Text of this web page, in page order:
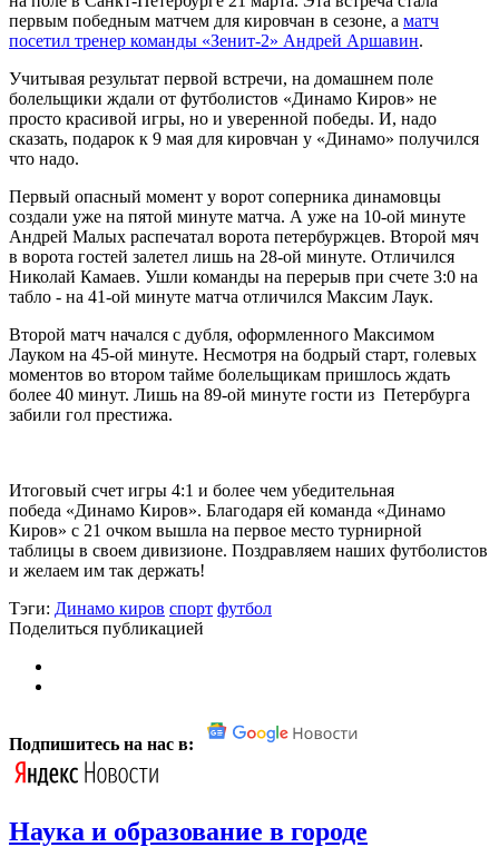
первым победным матчем для кировчан в сезоне, а матч
посетил тренер команды «Зенит-2» Андрей Аршавин.
Учитывая результат первой встречи, на домашнем поле
болельщики ждали от футболистов «Динамо Киров» не
просто красивой игры, но и уверенной победы. И, надо
сказать, подарок к 9 мая для кировчан у «Динамо» получился
что надо.
Первый опасный момент у ворот соперника динамовцы
создали уже на пятой минуте матча. А уже на 10-ой минуте
Андрей Малых распечатал ворота петербуржцев. Второй мяч
в ворота гостей залетел лишь на 28-ой минуте. Отличился
Николай Камаев. Ушли команды на перерыв при счете 3:0 на
табло - на 41-ой минуте матча отличился Максим Лаук.
Второй матч начался с дубля, оформленного Максимом
Лауком на 45-ой минуте. Несмотря на бодрый старт, голевых
моментов во втором тайме болельщикам пришлось ждать
более 40 минут. Лишь на 89-ой минуте гости из Петербурга
забили гол престижа.
Итоговый счет игры 4:1 и более чем убедительная
победа «Динамо Киров». Благодаря ей команда «Динамо
Киров» с 21 очком вышла на первое место турнирной
таблицы в своем дивизионе. Поздравляем наших футболистов
и желаем им так держать!
Тэги: Динамо киров спорт футбол
Поделиться публикацией
Подпишитесь на нас в:
Наука и образование в городе